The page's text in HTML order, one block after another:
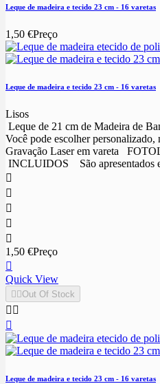
Leque de madeira e tecido 23 cm - 16 varetas
1,50 €Preço
Leque de madeira e tecido 23 cm - 16 varetas
Lisos
Leque de 21 cm de Madeira de
Você pode escolher personalizado,
Gravação Laser em vareta
INCLUIDOS São apresentados





1,50 €Preço

Quick View
 Out Of Stock
 

Leque de madeira e tecido 23 cm - 16 varetas